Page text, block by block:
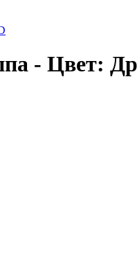
- Цвет: